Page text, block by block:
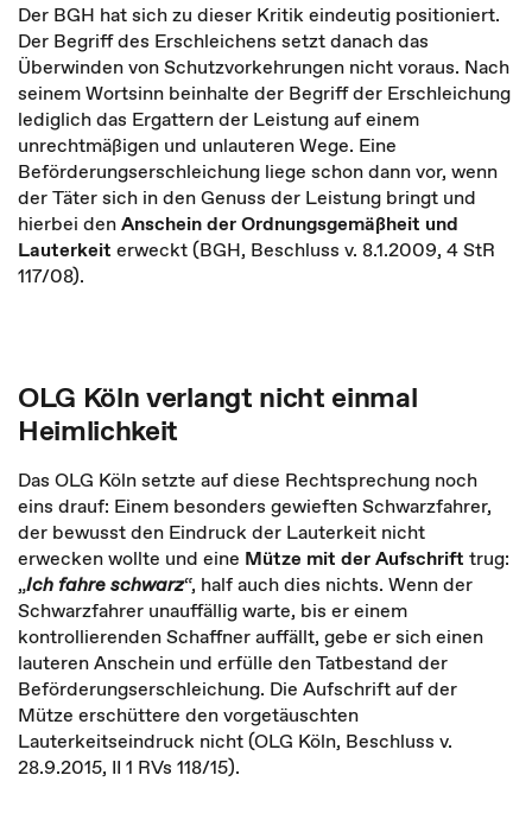
Der BGH hat sich zu dieser Kritik eindeutig positioniert.
Der Begriff des Erschleichens setzt danach das
Überwinden von Schutzvorkehrungen nicht voraus. Nach
seinem Wortsinn beinhalte der Begriff der Erschleichung
lediglich das Ergattern der Leistung auf einem
unrechtmäßigen und unlauteren Wege. Eine
Beförderungserschleichung liege schon dann vor, wenn
der Täter sich in den Genuss der Leistung bringt und
hierbei denAnschein der Ordnungsgemäßheit und
Lauterkeit erweckt (BGH, Beschluss v. 8.1.2009, 4 StR
117/08).
OLG Köln verlangt nicht einmal
Heimlichkeit
Das OLG Köln setzte auf diese Rechtsprechung noch
eins drauf: Einem besonders gewieften Schwarzfahrer,
der bewusst den Eindruck der Lauterkeit nicht
erwecken wollte und eine Mütze mit der Aufschrift trug:
„Ich fahre schwarz“, half auch dies nichts. Wenn der
Schwarzfahrer unauffällig warte, bis er einem
kontrollierenden Schaffner auffällt, gebe er sich einen
lauteren Anschein und erfülle den Tatbestand der
Beförderungserschleichung. Die Aufschrift auf der
Mütze erschüttere den vorgetäuschten
Lauterkeitseindruck nicht (OLG Köln, Beschluss v.
28.9.2015, II 1 RVs 118/15).